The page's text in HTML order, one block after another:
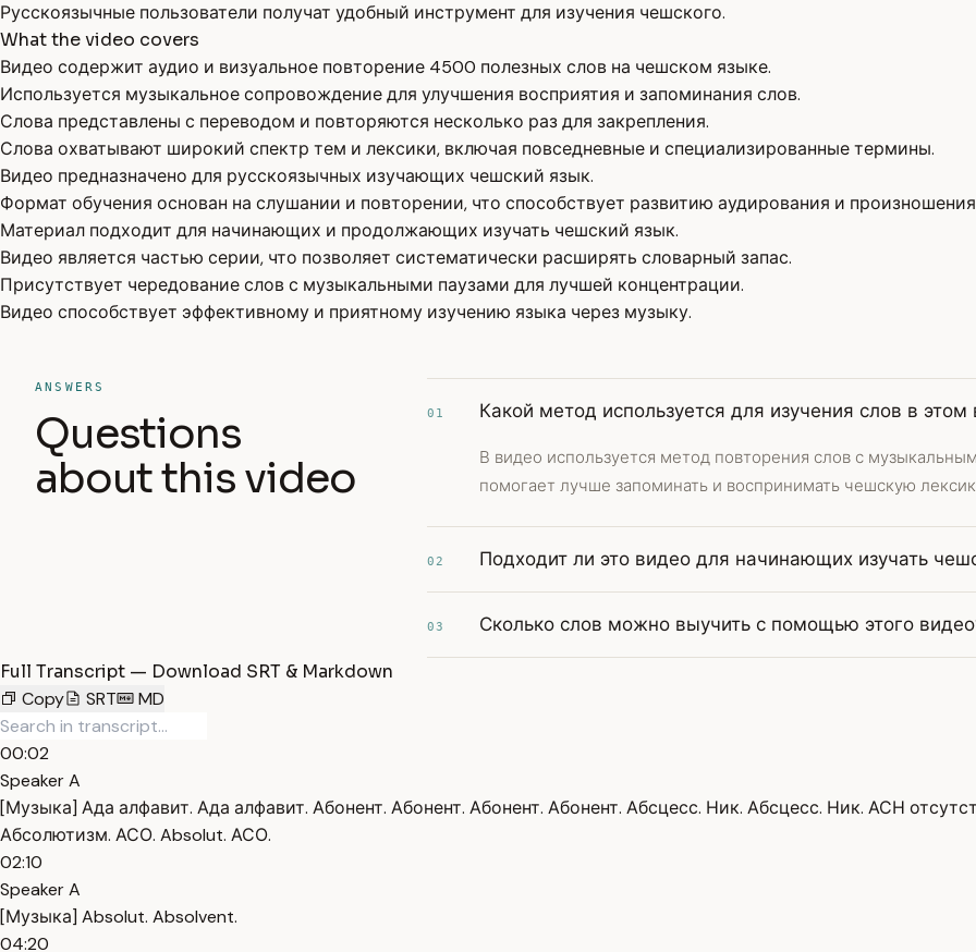
Русскоязычные пользователи получат удобный инструмент для изучения чешского.
What the video covers
Видео содержит аудио и визуальное повторение 4500 полезных слов на чешском языке.
Используется музыкальное сопровождение для улучшения восприятия и запоминания слов.
Слова представлены с переводом и повторяются несколько раз для закрепления.
Слова охватывают широкий спектр тем и лексики, включая повседневные и специализированные термины.
Видео предназначено для русскоязычных изучающих чешский язык.
Формат обучения основан на слушании и повторении, что способствует развитию аудирования и
Материал подходит для начинающих и продолжающих изучать чешский язык.
Видео является частью серии, что позволяет систематически расширять словарный запас.
Присутствует чередование слов с музыкальными паузами для лучшей концентрации.
Видео способствует эффективному и приятному изучению языка через музыку.
ANSWERS
Questions
about this video
01 Какой метод используется для изучения слов в этом
В видео используется метод повторения слов с
помогает лучше запоминать и воспринимать чешскую
02 Подходит ли это видео для начинающих изучать
03 Сколько слов можно выучить с помощью этого
Full Transcript — Download SRT & Markdown
Copy
SRT MD
00:02
Speaker A
[Музыка] Ада алфавит. Ада алфавит. Абонент. Абонент. Абонент. Абонент. Абсцесс. Ник. Абсцесс. Ник. АСН
Абсолютизм. АСО. Absolut. АСО.
02:10
Speaker A
[Музыка] Absolut. Absolvent.
04:20